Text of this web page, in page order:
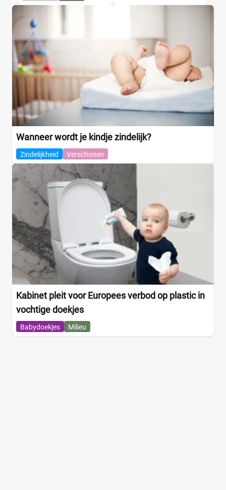
Wanneer wordt je kindje zindelijk?
Zindelijkheid Verschonen
Kabinet pleit voor Europees verbod op plastic in
vochtige doekjes
Babydoekjes Milieu